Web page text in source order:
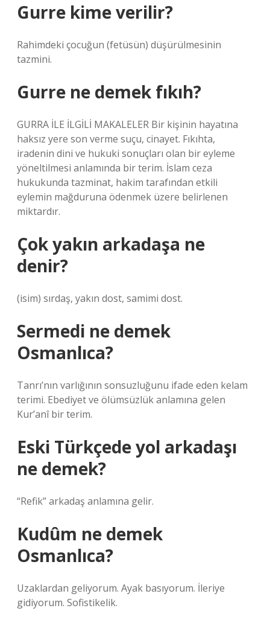
Gurre kime verilir?
Rahimdeki çocuğun (fetüsün) düşürülmesinin
tazmini.
Gurre ne demek fıkıh?
GURRA İLE İLGİLİ MAKALELER Bir kişinin hayatına
haksız yere son verme suçu, cinayet. Fıkıhta,
iradenin dini ve hukuki sonuçları olan bir eyleme
yöneltilmesi anlamında bir terim. İslam ceza
hukukunda tazminat, hakim tarafından etkili
eylemin mağduruna ödenmek üzere belirlenen
miktardır.
Çok yakın arkadaşa ne
denir?
(isim) sırdaş, yakın dost, samimi dost.
Sermedi ne demek
Osmanlıca?
Tanrı’nın varlığının sonsuzluğunu ifade eden kelam
terimi. Ebediyet ve ölümsüzlük anlamına gelen
Kur’anî bir terim.
Eski Türkçede yol arkadaşı
ne demek?
“Refik” arkadaş anlamına gelir.
Kudûm ne demek
Osmanlıca?
Uzaklardan geliyorum. Ayak basıyorum. İleriye
gidiyorum. Sofistikelik.